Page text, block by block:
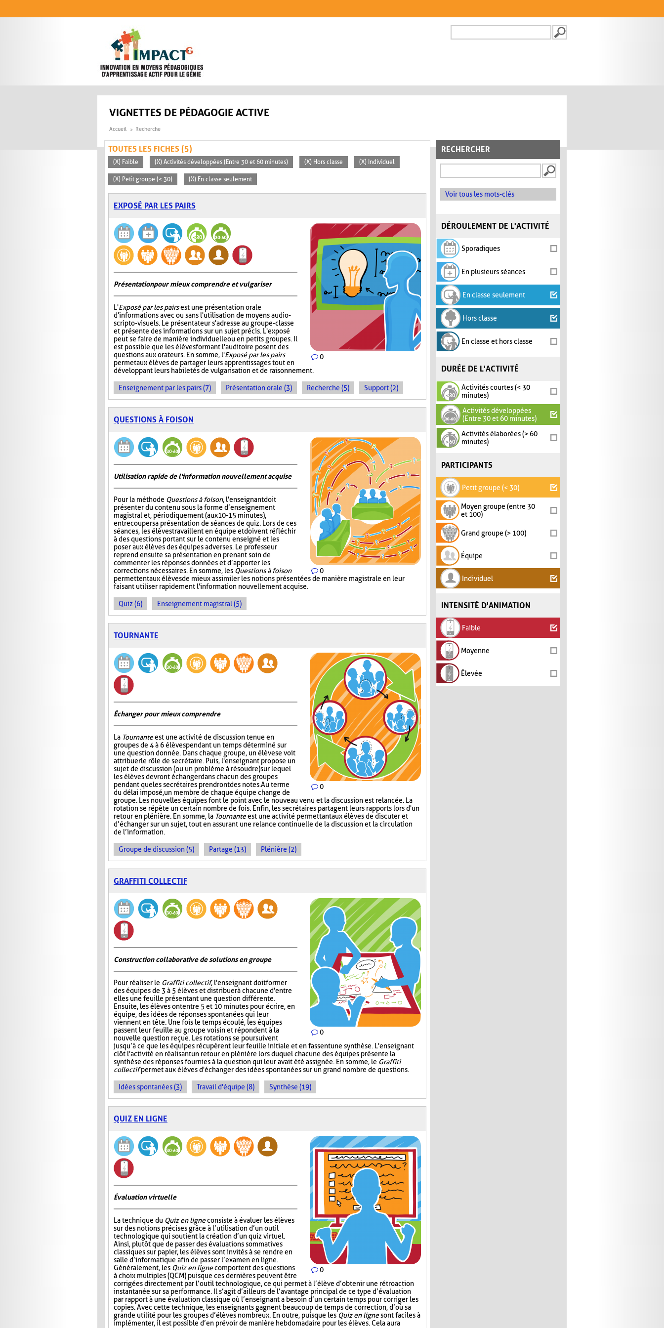
FORMULAIRE DE
VIGNETTES DE PÉDAGOGIE ACTIVE
Accueil Recherche
RECHERCHER
Voir tous les mots-clés
DÉROULEMENT DE L'ACTIVITÉ
Sporadiques
En plusieurs séances
En classe seulement
Hors classe
En classe et hors classe
DURÉE DE L'ACTIVITÉ
Activités courtes (< 30
minutes)
Activités développées
(Entre 30 et 60 minutes)
Activités élaborées (> 60
minutes)
PARTICIPANTS
Petit groupe (< 30)
Moyen groupe (entre 30
et 100)
Grand groupe (> 100)
Équipe
Individuel
INTENSITÉ D'ANIMATION
Faible
Moyenne
Élevée
TOUTES LES FICHES (5)
(X) Faible (X) Activités développées (Entre 30 et 60 minutes) (X) Hors classe (X) Individuel
(X) Petit groupe (< 30) (X) En classe seulement
EXPOSÉ PAR LES PAIRS
0
Présentation pour mieux comprendre et vulgariser
L'Exposé par les pairsest une présentation orale
d'informations avec ou sans l'utilisation de moyens audio-
scripto-visuels. Le présentateur s'adresse au groupe-classe
et présente des informations sur un sujet précis. L'exposé
peut se faire de manière individuelle ou en petits groupes. Il
est possible que les élèves formant l'auditoire posent des
questions aux orateurs. En somme, l'Exposé par les pairs
permet aux élèves de partager leurs apprentissages tout en
développant leurs habiletés de vulgarisation et de raisonnement.
Enseignement par les pairs (7) Présentation orale (3) Recherche (5) Support (2)
QUESTIONS À FOISON
0
Utilisation rapide de l'information nouvellement acquise
Pour la méthode Questions à foison, l'enseignant doit
présenter du contenu sous la forme d’enseignement
magistral et, périodiquement (aux 10-15 minutes),
entrecouper sa présentation de séances de quiz. Lors de ces
séances, les élèves travaillent en équipe et doivent réfléchir
à des questions portant sur le contenu enseigné et les
poser aux élèves des équipes adverses. Le professeur
reprend ensuite sa présentation en prenant soin de
commenter les réponses données et d’apporter les
corrections nécessaires. En somme, les Questions à foison
permettent aux élèves de mieux assimiler les notions présentées de manière magistrale en leur
faisant utiliser rapidement l'information nouvellement acquise.
Quiz (6) Enseignement magistral (5)
TOURNANTE
0
Échanger pour mieux comprendre
La Tournanteest une activité de discussion tenue en
groupes de 4 à 6 élèves pendant un temps déterminé sur
une question donnée. Dans chaque groupe, un élève se voit
attribuer le rôle de secrétaire. Puis, l'enseignant propose un
sujet de discussion (ou un problème à résoudre) sur lequel
les élèves devront échanger dans chacun des groupes
pendant que les secrétaires prendront des notes. Au terme
du délai imposé, un membre de chaque équipe change de
groupe. Les nouvelles équipes font le point avec le nouveau venu et la discussion est relancée. La
rotation se répète un certain nombre de fois. Enfin, les secrétaires partagent leurs rapports lors d'un
retour en plénière. En somme, la Tournanteest une activité permettant aux élèves de discuter et
d’échanger sur un sujet, tout en assurant une relance continuelle de la discussion et la circulation
de l’information.
Groupe de discussion (5) Partage (13) Plénière (2)
GRAFFITI COLLECTIF
0
Construction collaborative de solutions en groupe
Pour réaliser le Graffiti collectif, l'enseignant doit former
des équipes de 3 à 5 élèves et distribuer à chacune d'entre
elles une feuille présentant une question différente.
Ensuite, les élèves ont entre 5 et 10 minutes pour écrire, en
équipe, des idées de réponses spontanées qui leur
viennent en tête. Une fois le temps écoulé, les équipes
passent leur feuille au groupe voisin et répondent à la
nouvelle question reçue. Les rotations se poursuivent
jusqu’à ce que les équipes récupèrent leur feuille initiale et en fassent une synthèse. L'enseignant
clôt l'activité en réalisant un retour en plénière lors duquel chacune des équipes présente la
synthèse des réponses fournies à la question qui leur avait été assignée. En somme, le Graffiti
collectifpermet aux élèves d'échanger des idées spontanées sur un grand nombre de questions.
Idées spontanées (3) Travail d'équipe (8) Synthèse (19)
QUIZ EN LIGNE
0
Évaluation virtuelle
La technique du Quiz en ligneconsiste à évaluer les élèves
sur des notions précises grâce à l’utilisation d’un outil
technologique qui soutient la création d’un quiz virtuel.
Ainsi, plutôt que de passer des évaluations sommatives
classiques sur papier, les élèves sont invités à se rendre en
salle d’informatique afin de passer l’examen en ligne.
Généralement, les Quiz en lignecomportent des questions
à choix multiples (QCM) puisque ces dernières peuvent être
corrigées directement par l’outil technologique, ce qui permet à l’élève d’obtenir une rétroaction
instantanée sur sa performance. Il s’agit d’ailleurs de l’avantage principal de ce type d’évaluation
par rapport à une évaluation classique où l’enseignant a besoin d’un certain temps pour corriger les
copies. Avec cette technique, les enseignants gagnent beaucoup de temps de correction, d’où sa
grande utilité pour les groupes d’élèves nombreux. En outre, puisque les Quiz en lignesont faciles à
implémenter, il est possible d’en prévoir de manière hebdomadaire pour les élèves. Cela aura